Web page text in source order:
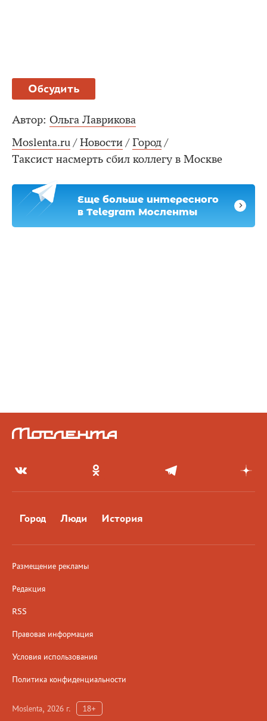
Обсудить
Автор: Ольга Лаврикова
Moslenta.ru / Новости / Город /
Таксист насмерть сбил коллегу в Москве
Еще больше интересного
в Telegram Мосленты
Город Люди История
Размещение рекламы
Редакция
RSS
Правовая информация
Условия использования
Политика конфиденциальности
Moslenta, 2026 г. 18+